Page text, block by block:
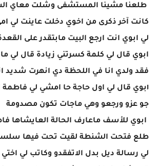
طلعنا مشينا المستشفى وشلت معاي
كانت آخر ذكرى من اخوي دخلت عاينت لي
لي ابوي انت ارجع البيت مابتقدر على
ابوي قال لي كلمة كسرتني زيادة قال
فقد ولدي انا في اللحظة دي انهرت شديد
١بوي قال لي اول حاجة حا امشي لي
جو عزو ورجعو وهي ماجات تكون مصدومة
ابوي للأسف ماعارف الحالة العايشاها
طلع فتحت الشنطة لقيت تحت فيها
لي رسالة ديل بدل الاتفقدو وكاتب لي